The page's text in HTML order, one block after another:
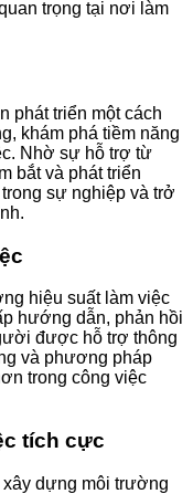
phát triển một cách
khám phá tiềm năng
Nhờ sự hỗ trợ từ
bắt và phát triển
sự nghiệp và trở
hiệu suất làm việc
hướng dẫn, phản hồi
được hỗ trợ thông
và phương pháp
trong công việc
tích cực
dựng môi trường